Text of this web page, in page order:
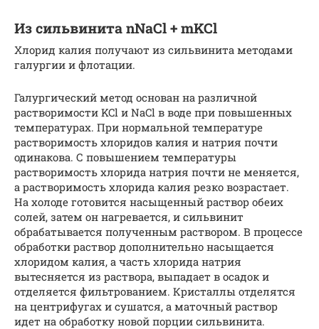
Из сильвинита nNaCl + mKCl
Хлорид калия получают из сильвинита методами
галургии и флотации.
Галургический метод основан на различной
растворимости KCl и NaCl в воде при повышенных
температурах. При нормальной температуре
растворимость хлоридов калия и натрия почти
одинакова. С повышением температуры
растворимость хлорида натрия почти не меняется,
а растворимость хлорида калия резко возрастает.
На холоде готовится насыщенный раствор обеих
солей, затем он нагревается, и сильвинит
обрабатывается полученным раствором. В процессе
обработки раствор дополнительно насыщается
хлоридом калия, а часть хлорида натрия
вытесняется из раствора, выпадает в осадок и
отделяется фильтрованием. Кристаллы отделятся
на центрифугах и сушатся, а маточный раствор
идет на обработку новой порции сильвинита.